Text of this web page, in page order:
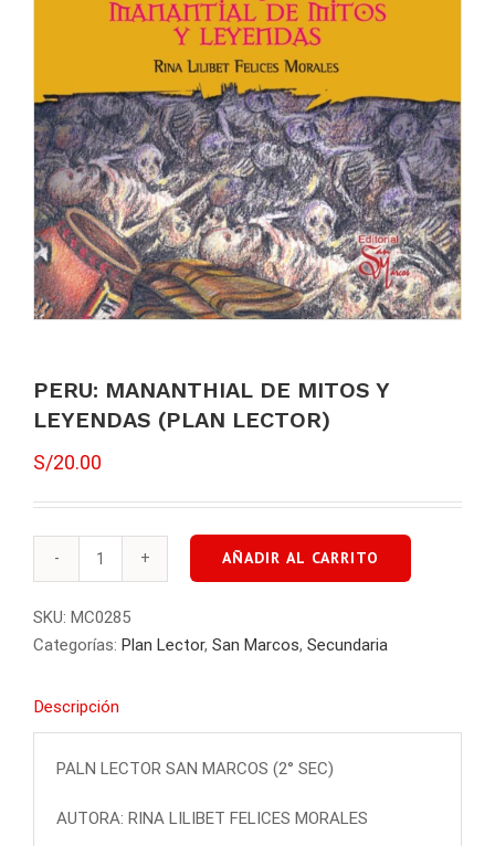
PERU: MANANTHIAL DE MITOS Y
LEYENDAS (PLAN LECTOR)
S/20.00
PERU:
DE
MITOS
LEYENDAS
(PLAN
LECTOR)
AÑADIR AL CARRITO
SKU: MC0285
Categorías: Plan Lector, San Marcos, Secundaria
Descripción
PALN LECTOR SAN MARCOS (2° SEC)
AUTORA: RINA LILIBET FELICES MORALES